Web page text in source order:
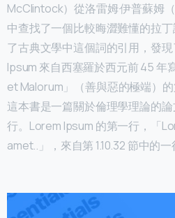
McClintock）從洛雷姆·伊普蘇姆
中查找了一個比較晦澀難懂的拉
了古典文學中這個詞的引用，發
Ipsum 來自西塞羅於西元前 45 年
et Malorum」（善與惡的極端）的第
這本書是一篇關於倫理學理論的
行。Lorem Ipsum 的第一行，「
amet..」，來自第 1.10.32 節中的一